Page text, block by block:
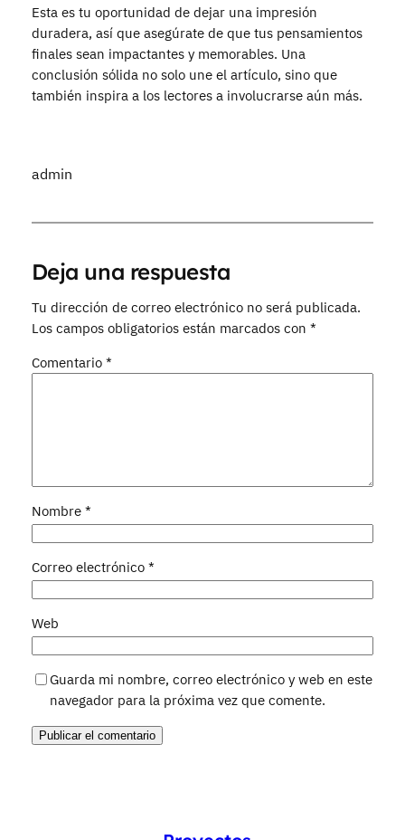
Esta es tu oportunidad de dejar una impresión
duradera, así que asegúrate de que tus pensamientos
finales sean impactantes y memorables. Una
conclusión sólida no solo une el artículo, sino que
también inspira a los lectores a involucrarse aún más.
admin
Deja una respuesta
Tu dirección de correo electrónico no será publicada.
Los campos obligatorios están marcados con *
Comentario *
Nombre *
Correo electrónico *
Web
Guarda mi nombre, correo electrónico y web en este
navegador para la próxima vez que comente.